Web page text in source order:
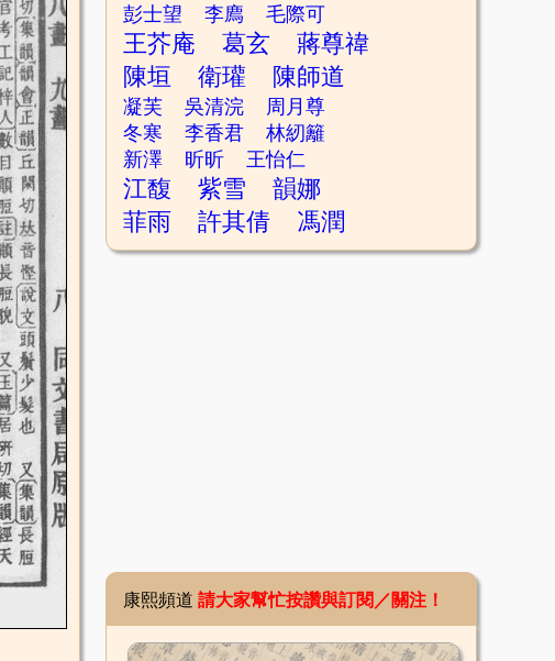
彭士望
李廌 毛際可
王芥庵 葛玄
蔣尊禕
陳垣
衛瓘 陳師道
凝芙 吳清浣
周月尊
冬寒
李香君
林紉籬
新澤
昕昕 王怡仁
江馥 紫雪
韻娜
菲雨
許其倩 馮潤
康熙頻道 請大家幫忙按讚與訂閱／關注！